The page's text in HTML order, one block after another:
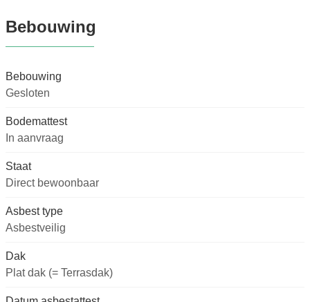
Bebouwing
Bebouwing
Gesloten
Bodemattest
In aanvraag
Staat
Direct bewoonbaar
Asbest type
Asbestveilig
Dak
Plat dak (= Terrasdak)